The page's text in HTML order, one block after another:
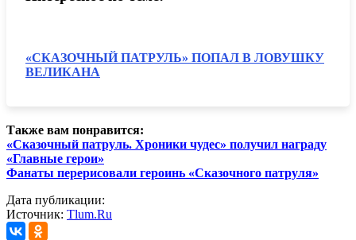
«СКАЗОЧНЫЙ ПАТРУЛЬ» ПОПАЛ В ЛОВУШКУ
ВЕЛИКАНА
Также вам понравится:
«Сказочный патруль. Хроники чудес» получил награду
«Главные герои»
Фанаты перерисовали героинь «Сказочного патруля»
Дата публикации:
Источник: Tlum.Ru